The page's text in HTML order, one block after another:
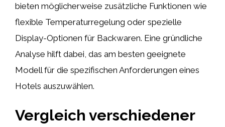
bieten möglicherweise zusätzliche Funktionen wie
flexible Temperaturregelung oder spezielle
Display-Optionen für Backwaren. Eine gründliche
Analyse hilft dabei, das am besten geeignete
Modell für die spezifischen Anforderungen eines
Hotels auszuwählen.
Vergleich verschiedener